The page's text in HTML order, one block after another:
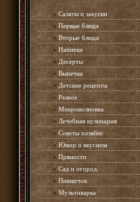
» Салаты и закуски
» Первые блюда
» Вторые блюда
» Напитки
»Десерты
» Выпечка
» Детские рецепты
» Разное
» Микроволновка
» Лечебная кулинария
» Советы хозяйке
» Юмор о вкусном
» Пряности
» Сад и огород
» Пикничок
» Мультиварка